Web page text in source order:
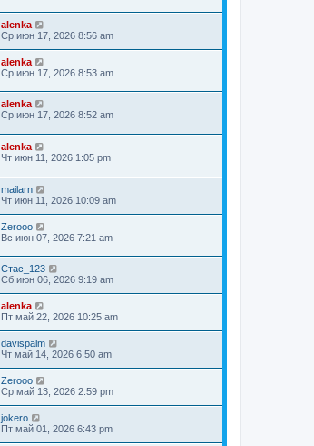
alenka
Ср июн 17, 2026 8:56 am
alenka
Ср июн 17, 2026 8:53 am
alenka
Ср июн 17, 2026 8:52 am
alenka
Чт июн 11, 2026 1:05 pm
mailarn
Чт июн 11, 2026 10:09 am
Zerooo
Вс июн 07, 2026 7:21 am
Стас_123
Сб июн 06, 2026 9:19 am
alenka
Пт май 22, 2026 10:25 am
davispalm
Чт май 14, 2026 6:50 am
Zerooo
Ср май 13, 2026 2:59 pm
jokero
Пт май 01, 2026 6:43 pm